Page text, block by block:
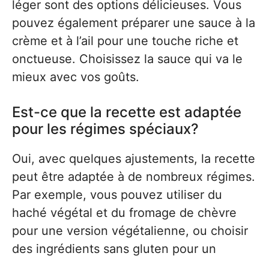
léger sont des options délicieuses. Vous
pouvez également préparer une sauce à la
crème et à l’ail pour une touche riche et
onctueuse. Choisissez la sauce qui va le
mieux avec vos goûts.
Est-ce que la recette est adaptée
pour les régimes spéciaux?
Oui, avec quelques ajustements, la recette
peut être adaptée à de nombreux régimes.
Par exemple, vous pouvez utiliser du
haché végétal et du fromage de chèvre
pour une version végétalienne, ou choisir
des ingrédients sans gluten pour un